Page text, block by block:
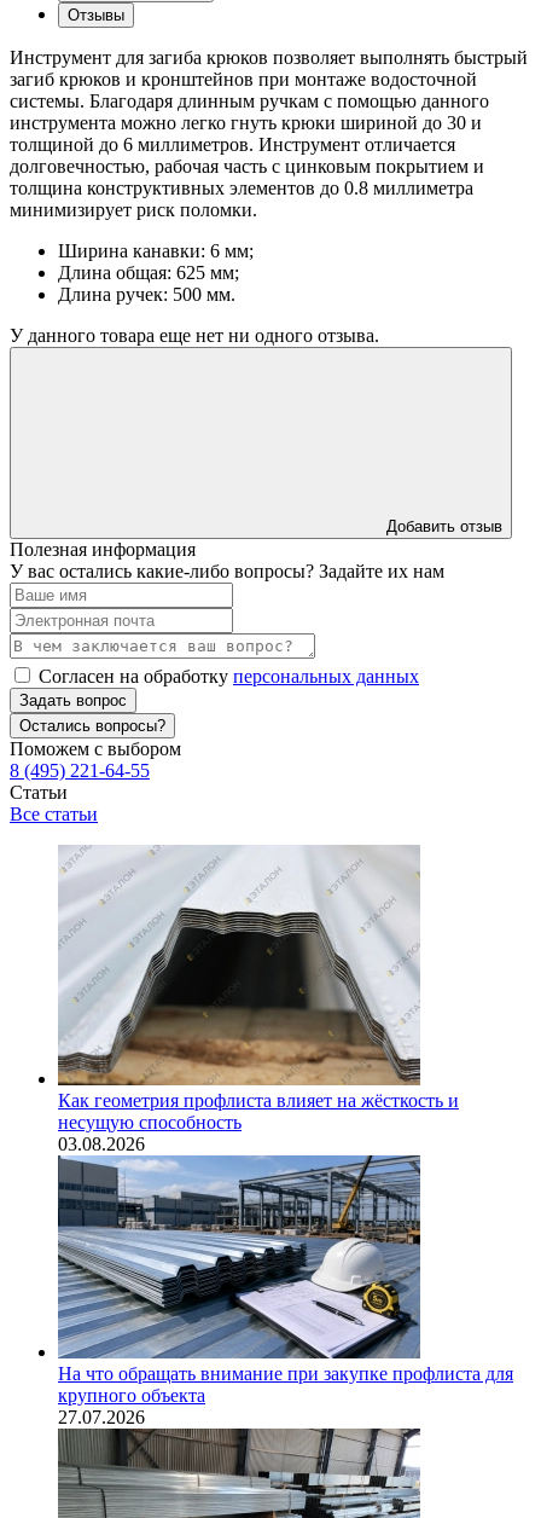
Отзывы
Инструмент для загиба крюков позволяет выполнять быстрый
загиб крюков и кронштейнов при монтаже водосточной
системы. Благодаря длинным ручкам с помощью данного
инструмента можно легко гнуть крюки шириной до 30 и
толщиной до 6 миллиметров. Инструмент отличается
долговечностью, рабочая часть с цинковым покрытием и
толщина конструктивных элементов до 0.8 миллиметра
минимизирует риск поломки.
Ширина канавки: 6 мм;
Длина общая: 625 мм;
Длина ручек: 500 мм.
У данного товара еще нет ни одного отзыва.
Добавить отзыв
Полезная информация
У вас остались какие-либо вопросы? Задайте их нам
Согласен на обработку персональных данных
Задать вопрос
Остались вопросы?
Поможем с выбором
8 (495) 221-64-55
Статьи
Все статьи
Как геометрия профлиста влияет на жёсткость и
несущую способность
03.08.2026
На что обращать внимание при закупке профлиста для
крупного объекта
27.07.2026